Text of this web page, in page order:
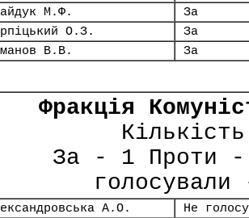
М.Ф.
За
О.З.
За
В.В.
За
Фракція
За - 1 Проти -
А.О.
Не